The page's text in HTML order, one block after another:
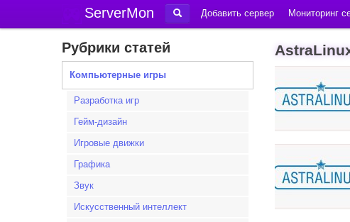
ServerMon Добавить сервер Мониторинг
Рубрики статей
Компьютерные игры
Разработка игр
Гейм-дизайн
Игровые движки
Графика
Звук
Искусственный интеллект